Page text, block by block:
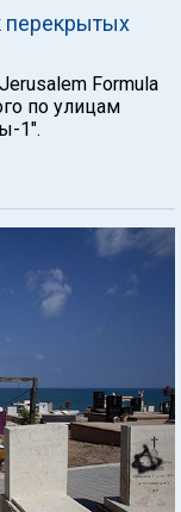
перекрытых
Formula
по улицам
1".